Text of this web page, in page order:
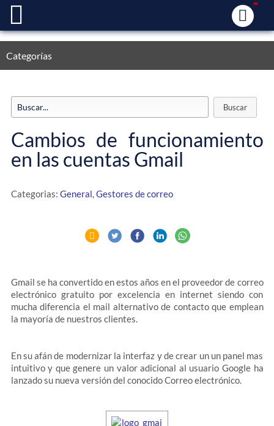
Categorías
Cambios de funcionamiento
en las cuentas Gmail
Categorias: General,Gestores de correo
Gmail se ha convertido en estos años en el proveedor de correo
electrónico gratuito por excelencia en internet siendo con
mucha diferencia el mail alternativo de contacto que emplean
la mayoría de nuestros clientes.
En su afán de modernizar la interfaz y de crear un un panel mas
intuitivo y que genere un valor adicional al usuario Google ha
lanzado su nueva versión del conocido Correo electrónico.